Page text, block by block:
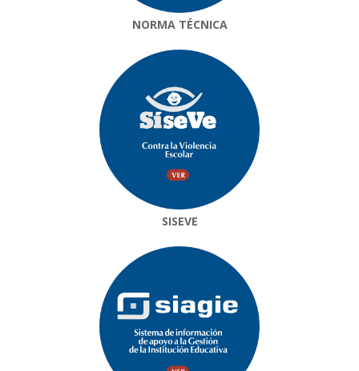
NORMA TÉCNICA
SISEVE